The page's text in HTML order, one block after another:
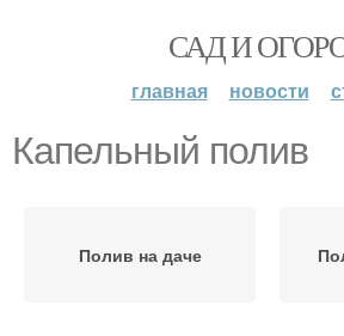
САД И
главная новости
Капельный полив
Полив на даче